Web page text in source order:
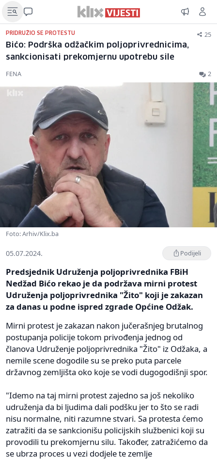
PRIDRUŽIO SE PROTESTU 25
Bićo: Podrška odžačkim poljoprivrednicima,
sankcionisati prekomjernu upotrebu sile
FENA 2
Foto: Arhiv/Klix.ba
05.07.2024. Podijeli
Predsjednik Udruženja poljoprivrednika FBiH
Nedžad Bićo rekao je da podržava mirni protest
Udruženja poljoprivrednika "Žito" koji je zakazan
za danas u podne ispred zgrade Općine Odžak.
Mirni protest je zakazan nakon jučerašnjeg brutalnog
postupanja policije tokom privođenja jednog od
članova Udruženje poljoprivrednika "Žito" iz Odžaka, a
nemile scene dogodile su se preko puta parcele
državnog zemljišta oko koje se vodi dugogodišnji spor.
"Idemo na taj mirni protest zajedno sa još nekoliko
udruženja da bi ljudima dali podšku jer to što se radi
nisu normalne, niti razumne stvari. Sa protesta ćemo
zatražiti da se sankcionišu policijskih službenici koji su
provodili tu prekomjernu silu. Također, zatražićemo da
se ubrza proces u vezi dodjele te zemlje